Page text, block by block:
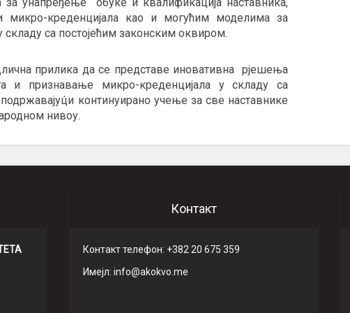
микро-креденцијала као и могућим моделима за
складу са постојећим законским оквиром.
прилика да се представе иновативна рјешења
и признавање микро-креденцијала у складу са
континуирано учење за све наставнике
нивоу.
Контакт
Контакт телефон: +382 20 675 359
Имeјл: info@akokvo.me